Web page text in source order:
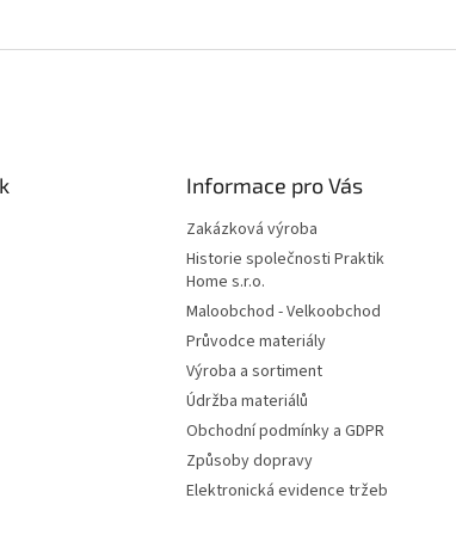
Informace pro Vás
Zakázková výroba
Historie společnosti Praktik
Home s.r.o.
Maloobchod - Velkoobchod
Průvodce materiály
Výroba a sortiment
Údržba materiálů
Obchodní podmínky a GDPR
Způsoby dopravy
Elektronická evidence tržeb